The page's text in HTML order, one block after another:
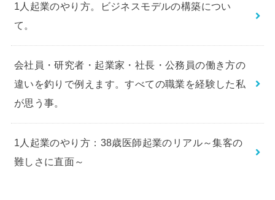
1人起業のやり方。ビジネスモデルの構築につい
て。
会社員・研究者・起業家・社長・公務員の働き方の
違いを釣りで例えます。すべての職業を経験した私
が思う事。
1人起業のやり方：38歳医師起業のリアル～集客の
難しさに直面～